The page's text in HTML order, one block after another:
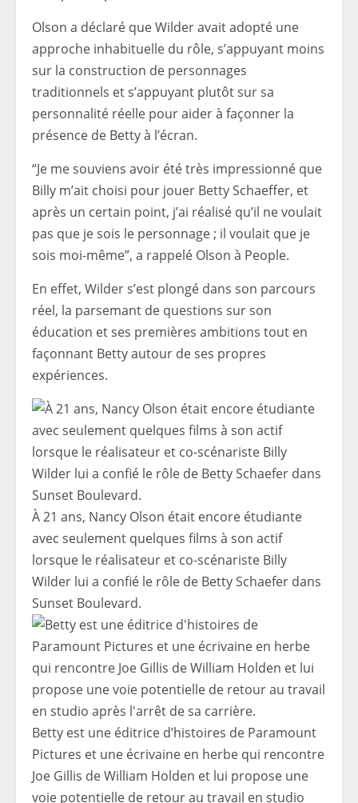
Olson a déclaré que Wilder avait adopté une
approche inhabituelle du rôle, s’appuyant moins
sur la construction de personnages
traditionnels et s’appuyant plutôt sur sa
personnalité réelle pour aider à façonner la
présence de Betty à l’écran.
“Je me souviens avoir été très impressionné que
Billy m’ait choisi pour jouer Betty Schaeffer, et
après un certain point, j’ai réalisé qu’il ne voulait
pas que je sois le personnage ; il voulait que je
sois moi-même”, a rappelé Olson à People.
En effet, Wilder s’est plongé dans son parcours
réel, la parsemant de questions sur son
éducation et ses premières ambitions tout en
façonnant Betty autour de ses propres
expériences.
À 21 ans, Nancy Olson était encore étudiante
avec seulement quelques films à son actif
lorsque le réalisateur et co-scénariste Billy
Wilder lui a confié le rôle de Betty Schaefer dans
Sunset Boulevard.
Betty est une éditrice d’histoires de Paramount
Pictures et une écrivaine en herbe qui rencontre
Joe Gillis de William Holden et lui propose une
voie potentielle de retour au travail en studio